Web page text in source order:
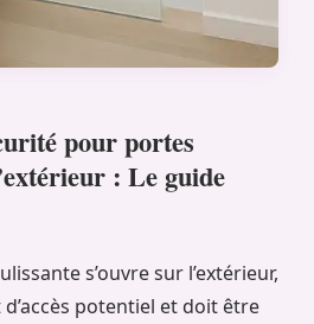
pour portes
: Le guide
s’ouvre sur l’extérieur,
potentiel et doit être